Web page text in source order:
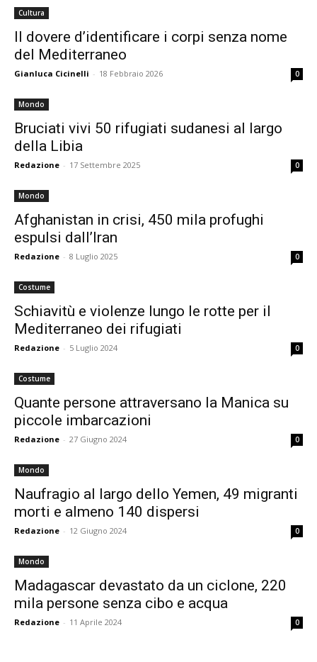
Cultura
Il dovere d’identificare i corpi senza nome
del Mediterraneo
Gianluca Cicinelli - 18 Febbraio 2026 0
Mondo
Bruciati vivi 50 rifugiati sudanesi al largo
della Libia
Redazione - 17 Settembre 2025 0
Mondo
Afghanistan in crisi, 450 mila profughi
espulsi dall’Iran
Redazione - 8 Luglio 2025 0
Costume
Schiavitù e violenze lungo le rotte per il
Mediterraneo dei rifugiati
Redazione - 5 Luglio 2024 0
Costume
Quante persone attraversano la Manica su
piccole imbarcazioni
Redazione - 27 Giugno 2024 0
Mondo
Naufragio al largo dello Yemen, 49 migranti
morti e almeno 140 dispersi
Redazione - 12 Giugno 2024 0
Mondo
Madagascar devastato da un ciclone, 220
mila persone senza cibo e acqua
Redazione - 11 Aprile 2024 0